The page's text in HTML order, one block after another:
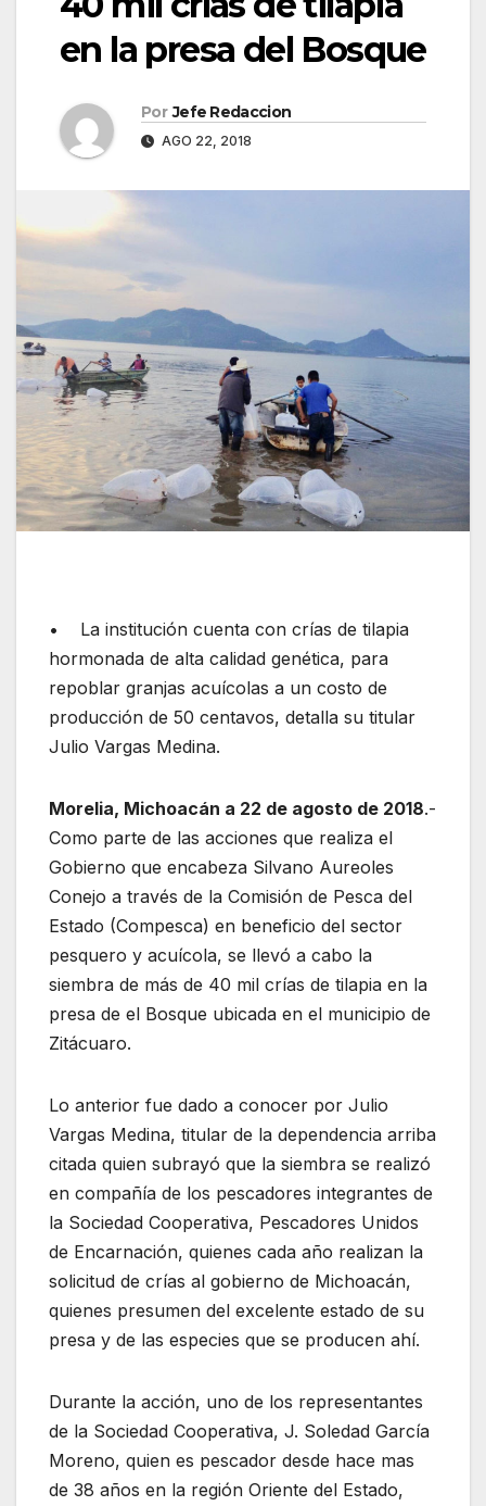
en la presa del Bosque
Por Jefe Redaccion
AGO 22, 2018
• La institución cuenta con crías de tilapia
hormonada de alta calidad genética, para
repoblar granjas acuícolas a un costo de
producción de 50 centavos, detalla su titular
Julio Vargas Medina.
Morelia, Michoacán a 22 de agosto de 2018.-
Como parte de las acciones que realiza el
Gobierno que encabeza Silvano Aureoles
Conejo a través de la Comisión de Pesca del
Estado (Compesca) en beneficio del sector
pesquero y acuícola, se llevó a cabo la
siembra de más de 40 mil crías de tilapia en la
presa de el Bosque ubicada en el municipio de
Zitácuaro.
Lo anterior fue dado a conocer por Julio
Vargas Medina, titular de la dependencia arriba
citada quien subrayó que la siembra se realizó
en compañía de los pescadores integrantes de
la Sociedad Cooperativa, Pescadores Unidos
de Encarnación, quienes cada año realizan la
solicitud de crías al gobierno de Michoacán,
quienes presumen del excelente estado de su
presa y de las especies que se producen ahí.
Durante la acción, uno de los representantes
de la Sociedad Cooperativa, J. Soledad García
Moreno, quien es pescador desde hace mas
de 38 años en la región Oriente del Estado,